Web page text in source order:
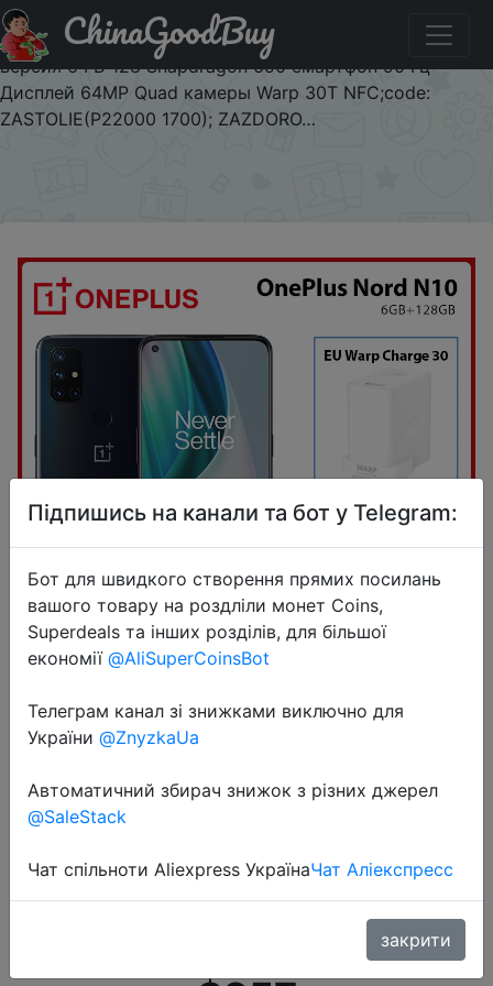
Придбати по знижці 1PLUSN10 OnePlus Nord N10 5G
OnePlus Official Store Мировая премьера глобальная
версия 6 ГБ 128 Snapdragon 690 смартфон 90 Гц
Дисплей 64MP Quad камеры Warp 30T NFC;code:
ZASTOLIE(P22000 1700); ZAZDORO…
ChinaGoodBuy
OnePlus Nord N10 5G OnePlus
глобальная версия 6 ГБ 128
Snapdragon 690 смартфон 90 Гц
30T NFC;code: ZASTOLIE(P22000
Підпишись на канали та бот у Telegram:
Бот для швидкого створення прямих посилань
вашого товару на роздліли монет Coins,
Superdeals та інших розділів, для більшої
економії @AliSuperCoinsBot
Телеграм канал зі знижками виключно для
України @ZnyzkaUa
Автоматичний збирач знижок з різних джерел
@SaleStack
Чат спільноти Aliexpress УкраїнаЧат Аліекспресс
закрити